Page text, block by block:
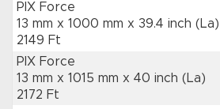
PIX Force
13 mm x 1000 mm x 39.4 inch (La)
2149 Ft
PIX Force
13 mm x 1015 mm x 40 inch (La)
2172 Ft